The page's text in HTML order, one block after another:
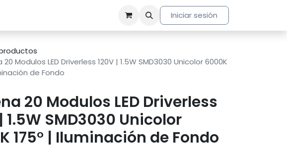
Iniciar sesión
Modulos LED Driverless 120V | 1.5W SMD3030 Unicolor 6000K
de Fondo
20 Modulos LED Driverless
1.5W SMD3030 Unicolor
175° | Iluminación de Fondo